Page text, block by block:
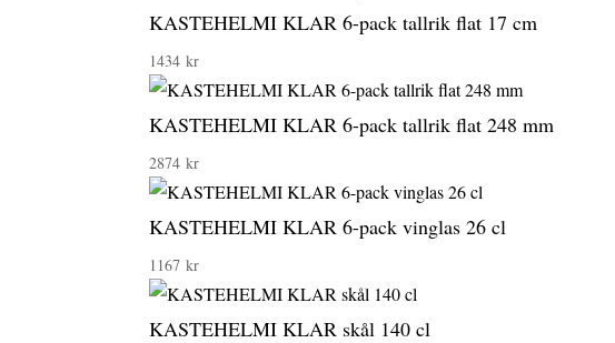
KASTEHELMI KLAR 6-pack tallrik flat 17 cm
1434kr
KASTEHELMI KLAR 6-pack tallrik flat 248 mm
2874kr
KASTEHELMI KLAR 6-pack vinglas 26 cl
1167kr
KASTEHELMI KLAR skål 140 cl